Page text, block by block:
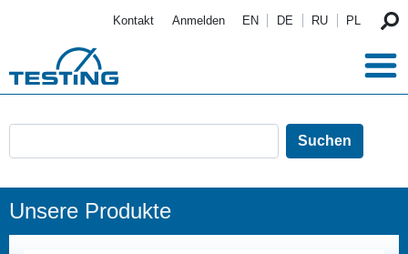
Kontakt Anmelden EN DE RU PL
Unsere Produkte